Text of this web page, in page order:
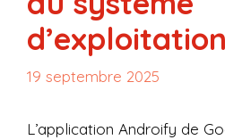
d’exploitation
19 septembre 2025
L’application Androify de